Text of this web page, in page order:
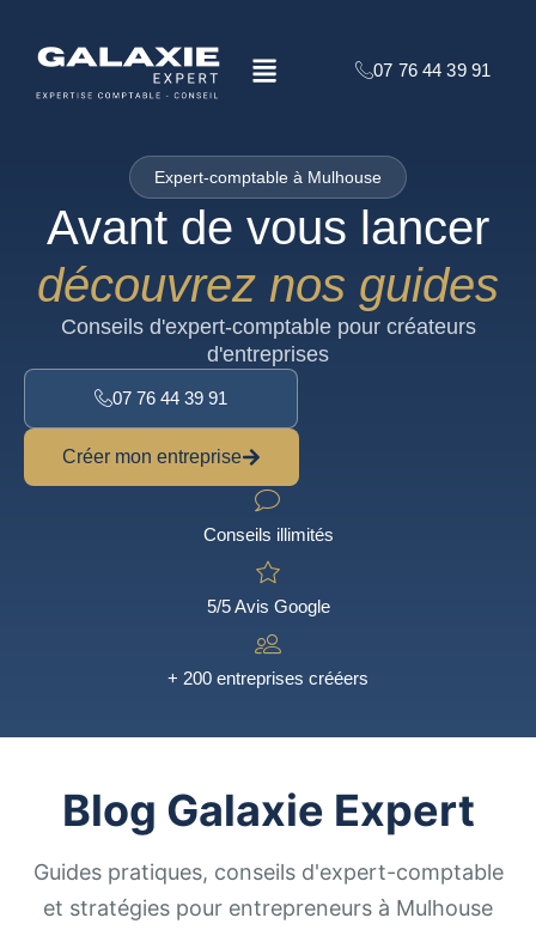
contenu
Menu 07 76 44 39 91
Expert-comptable à Mulhouse
Avant de vous lancer
découvrez nos guides
Conseils d'expert-comptable pour créateurs
d'entreprises
Créer mon entreprise
07 76 44 39 91
Conseils illimités
5/5 Avis Google
+ 200 entreprises crééers
Blog Galaxie Expert
Guides pratiques, conseils d'expert-comptable
et stratégies pour entrepreneurs à Mulhouse